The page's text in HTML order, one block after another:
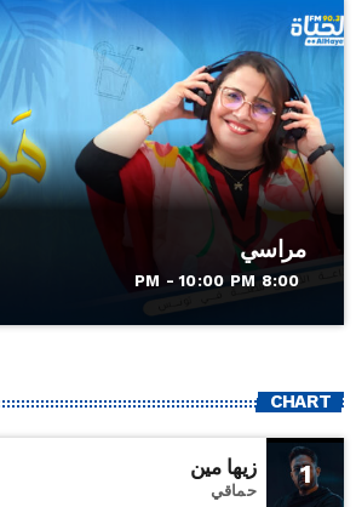
مراسي
8:00 PM - 10:00 PM
CHART
1 زيها مين
حماقي